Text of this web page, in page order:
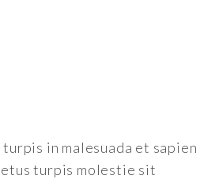
in malesuada et sapien
turpis molestie sit